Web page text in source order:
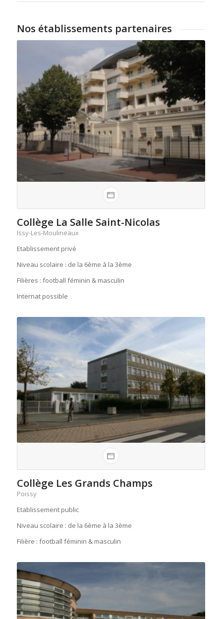
Nos établissements partenaires
Collège La Salle Saint-Nicolas
Issy-Les-Moulineaux
Etablissement privé
Niveau scolaire : de la 6ème à la 3ème
Filières : football féminin & masculin
Internat possible
Collège Les Grands Champs
Poissy
Etablissement public
Niveau scolaire : de la 6ème à la 3ème
Filière : football féminin & masculin